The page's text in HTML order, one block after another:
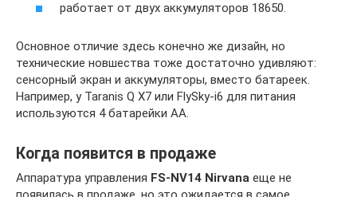
работает от двух аккумуляторов 18650.
Основное отличие здесь конечно же дизайн, но
технические новшества тоже достаточно удивляют:
сенсорный экран и аккумуляторы, вместо батареек.
Например, у Taranis Q X7 или FlySky-i6 для питания
используются 4 батарейки АА.
Когда появится в продаже
Аппаратура управления FS-NV14 Nirvana еще не